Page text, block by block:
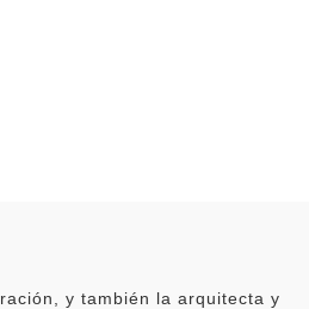
y también la arquitecta y